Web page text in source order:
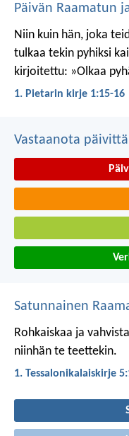
Päivän Raamatun
Niin kuin hän, joka
tulkaa tekin pyhiksi
kirjoitettu: »Olkaa
1. Pietarin kirje 1:15-16
Vastaanota
Satunnainen
Rohkaiskaa ja
niinhän te teettekin.
1. Tessalonikalaiskirje